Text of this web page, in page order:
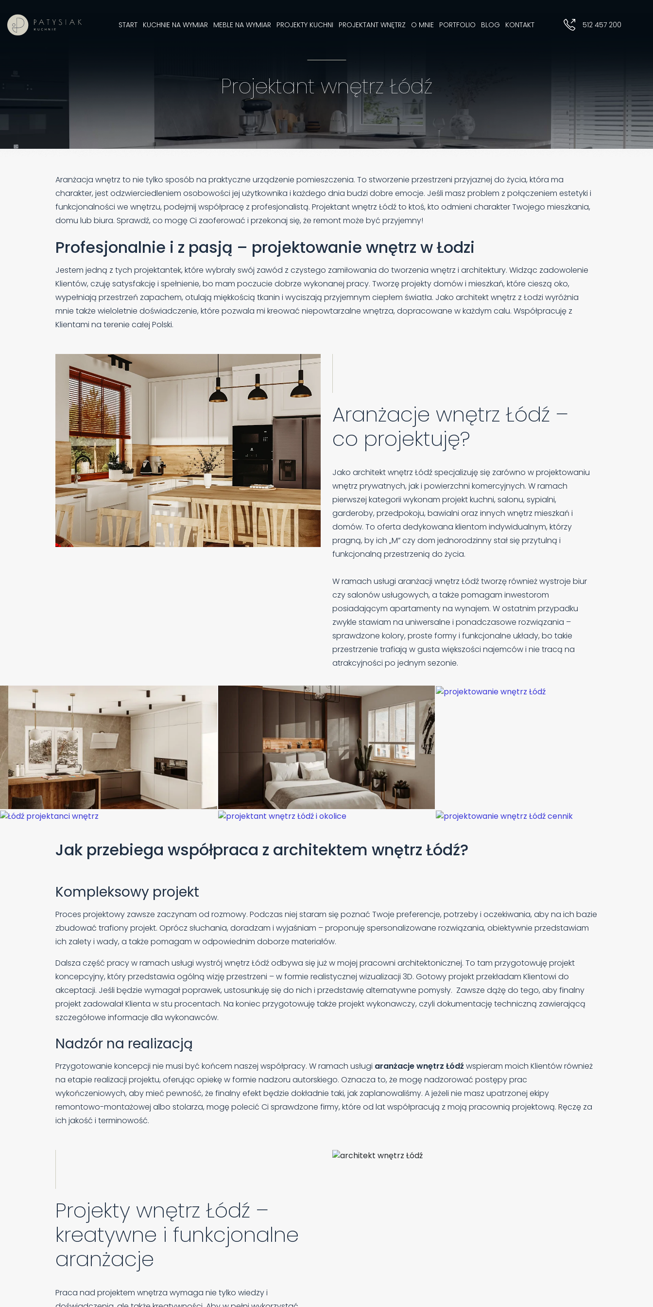
START KUCHNIE NA WYMIAR MEBLE NA WYMIAR PROJEKTY KUCHNI PROJEKTANT WNĘTRZ O MNIE PORTFOLIO BLOG KONTAKT 512 457 200
Projektant wnętrz Łódź
Aranżacja wnętrz to nie tylko sposób na praktyczne urządzenie pomieszczenia. To stworzenie przestrzeni przyjaznej do życia, która ma
charakter, jest odzwierciedleniem osobowości jej użytkownika i każdego dnia budzi dobre emocje. Jeśli masz problem z połączeniem estetyki i
funkcjonalności we wnętrzu, podejmij współpracę z profesjonalistą. Projektant wnętrz Łódź to ktoś, kto odmieni charakter Twojego mieszkania,
domu lub biura. Sprawdź, co mogę Ci zaoferować i przekonaj się, że remont może być przyjemny!
Profesjonalnie i z pasją – projektowanie wnętrz w Łodzi
Jestem jedną z tych projektantek, które wybrały swój zawód z czystego zamiłowania do tworzenia wnętrz i architektury. Widząc zadowolenie
Klientów, czuję satysfakcję i spełnienie, bo mam poczucie dobrze wykonanej pracy. Tworzę projekty domów i mieszkań, które cieszą oko,
wypełniają przestrzeń zapachem, otulają miękkością tkanin i wyciszają przyjemnym ciepłem światła. Jako architekt wnętrz z Łodzi wyróżnia
mnie także wieloletnie doświadczenie, które pozwala mi kreować niepowtarzalne wnętrza, dopracowane w każdym calu. Współpracuję z
Klientami na terenie całej Polski.
Aranżacje wnętrz Łódź –
co projektuję?
Jako architekt wnętrz Łódź specjalizuję się zarówno w projektowaniu
wnętrz prywatnych, jak i powierzchni komercyjnych. W ramach
pierwszej kategorii wykonam projekt kuchni, salonu, sypialni,
garderoby, przedpokoju, bawialni oraz innych wnętrz mieszkań i
domów. To oferta dedykowana klientom indywidualnym, którzy
pragną, by ich „M” czy dom jednorodzinny stał się przytulną i
funkcjonalną przestrzenią do życia.
W ramach usługi aranżacji wnętrz Łódź tworzę również wystroje biur
czy salonów usługowych, a także pomagam inwestorom
posiadającym apartamenty na wynajem. W ostatnim przypadku
zwykle stawiam na uniwersalne i ponadczasowe rozwiązania –
sprawdzone kolory, proste formy i funkcjonalne układy, bo takie
przestrzenie trafiają w gusta większości najemców i nie tracą na
atrakcyjności po jednym sezonie.
Jak przebiega współpraca z architektem wnętrz Łódź?
Kompleksowy projekt
Proces projektowy zawsze zaczynam od rozmowy. Podczas niej staram się poznać Twoje preferencje, potrzeby i oczekiwania, aby na ich bazie
zbudować trafiony projekt. Oprócz słuchania, doradzam i wyjaśniam – proponuję spersonalizowane rozwiązania, obiektywnie przedstawiam
ich zalety i wady, a także pomagam w odpowiednim doborze materiałów.
Dalsza część pracy w ramach usługi wystrój wnętrz Łódź odbywa się już w mojej pracowni architektonicznej. To tam przygotowuję projekt
koncepcyjny, który przedstawia ogólną wizję przestrzeni – w formie realistycznej wizualizacji 3D. Gotowy projekt przekładam Klientowi do
akceptacji. Jeśli będzie wymagał poprawek, ustosunkuję się do nich i przedstawię alternatywne pomysły. Zawsze dążę do tego, aby finalny
projekt zadowalał Klienta w stu procentach. Na koniec przygotowuję także projekt wykonawczy, czyli dokumentację techniczną zawierającą
szczegółowe informacje dla wykonawców.
Nadzór na realizacją
Przygotowanie koncepcji nie musi być końcem naszej współpracy. W ramach usługi aranżacje wnętrz Łódźwspieram moich Klientów również
na etapie realizacji projektu, oferując opiekę w formie nadzoru autorskiego. Oznacza to, że mogę nadzorować postępy prac
wykończeniowych, aby mieć pewność, że finalny efekt będzie dokładnie taki, jak zaplanowaliśmy. A jeżeli nie masz upatrzonej ekipy
remontowo-montażowej albo stolarza, mogę polecić Ci sprawdzone firmy, które od lat współpracują z moją pracownią projektową. Ręczę za
ich jakość i terminowość.
Projekty wnętrz Łódź –
kreatywne i funkcjonalne
aranżacje
Praca nad projektem wnętrza wymaga nie tylko wiedzy i